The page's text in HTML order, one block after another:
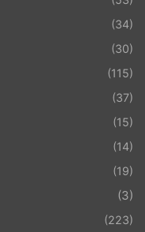
(34)
(30)
(115)
(37)
(15)
(14)
(19)
(3)
(223)